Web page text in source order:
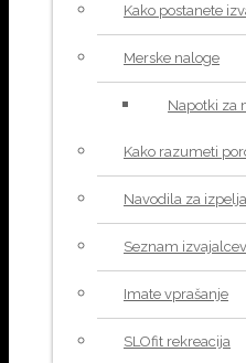
Kako postanete
Merske naloge
Napotki za
Kako razumeti
Navodila za
Seznam
Imate vprašanje
SLOfit rekreacija